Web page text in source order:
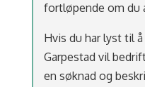
fortløpende om du
Hvis du har lyst til
Garpestad vil
en søknad og